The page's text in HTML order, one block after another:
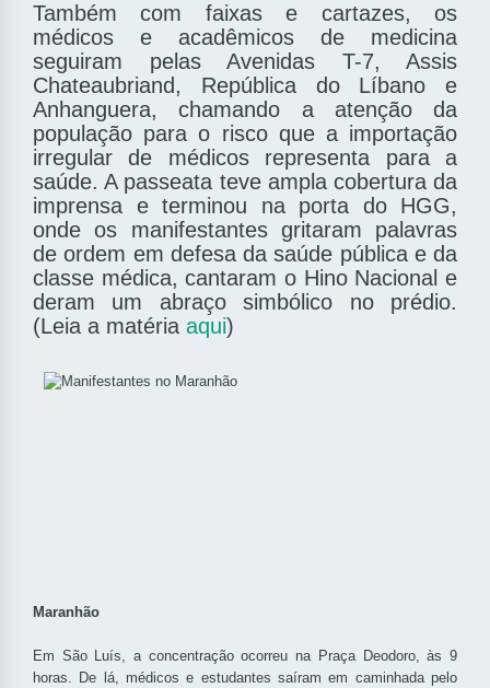
Também com faixas e cartazes, os
médicos e acadêmicos de medicina
seguiram pelas Avenidas T-7, Assis
Chateaubriand, República do Líbano e
Anhanguera, chamando a atenção da
população para o risco que a importação
irregular de médicos representa para a
saúde. A passeata teve ampla cobertura da
imprensa e terminou na porta do HGG,
onde os manifestantes gritaram palavras
de ordem em defesa da saúde pública e da
classe médica, cantaram o Hino Nacional e
deram um abraço simbólico no prédio.
(Leia a matéria aqui)
Maranhão
Em São Luís, a concentração ocorreu na Praça Deodoro, às 9
horas. De lá, médicos e estudantes saíram em caminhada pelo